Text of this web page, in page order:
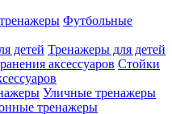
Футбольные
Тренажеры для детей
Стойки
Уличные тренажеры